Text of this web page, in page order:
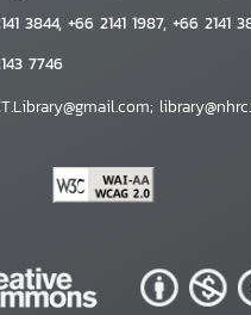
3844, +66 2141 1987, +66 2141
7746